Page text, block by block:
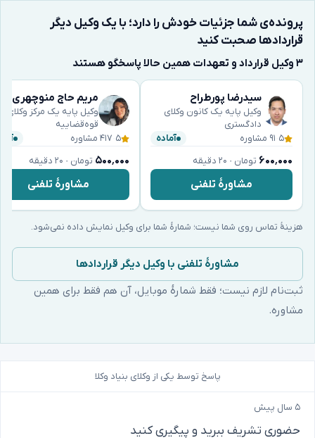
پرونده‌ی شما جزئیات خودش را دارد؛ با یک وکیل دیگر
قراردادها صحبت کنید
۳ وکیل قرارداد و تعهدات همین حالا پاسخگو هستند
سیدرضا پورطراح
وکیل پایه یک کانون وکلای
دادگستری
۵ ۹۱ مشاوره آماده
۶۰۰٬۰۰۰ تومان · ۲۰ دقیقه
مشاورهٔ تلفنی
مریم حاج منوچهری
وکیل پایه یک مرکز وکلای
قوه‌قضاییه
۵ ۴۱۷ مشاوره
۵۰۰٬۰۰۰ تومان · ۲۰ دقیقه
مشاورهٔ تلفنی
هزینهٔ تماس روی شما نیست؛ شمارهٔ شما برای وکیل نمایش داده نمی‌شود.
مشاورهٔ تلفنی با وکیل دیگر قراردادها
ثبت‌نام لازم نیست؛ فقط شمارهٔ موبایل، آن هم فقط برای همین
مشاوره.
پاسخ توسط یکی از وکلای بنیاد وکلا
۵ سال پیش
حضوری تشریف ببرید و پیگیری کنید